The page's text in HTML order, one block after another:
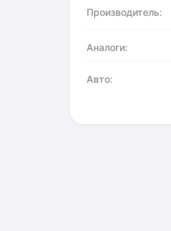
Производитель:
Аналоги:
Авто: